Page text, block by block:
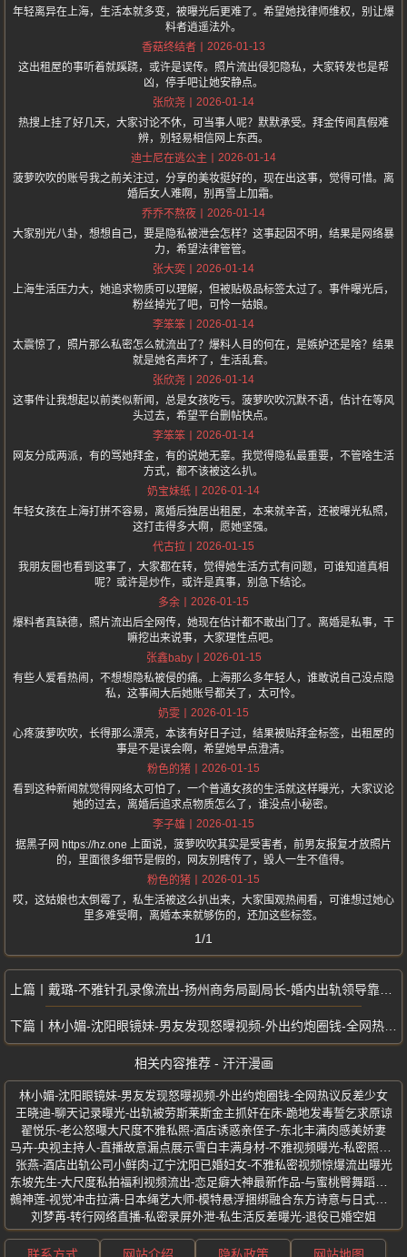
年轻离异在上海，生活本就多变，被曝光后更难了。希望她找律师维权，别让爆
料者逍遥法外。
香菇终结者
2026-01-13
这出租屋的事听着就蹊跷，或许是误传。照片流出侵犯隐私，大家转发也是帮
凶，停手吧让她安静点。
张欣尧
2026-01-14
热搜上挂了好几天，大家讨论不休，可当事人呢？默默承受。拜金传闻真假难
辨，别轻易相信网上东西。
迪士尼在逃公主
2026-01-14
菠萝吹吹的账号我之前关注过，分享的美妆挺好的，现在出这事，觉得可惜。离
婚后女人难啊，别再雪上加霜。
乔乔不熬夜
2026-01-14
大家别光八卦，想想自己，要是隐私被泄会怎样？这事起因不明，结果是网络暴
力，希望法律管管。
张大奕
2026-01-14
上海生活压力大，她追求物质可以理解，但被贴极品标签太过了。事件曝光后，
粉丝掉光了吧，可怜一姑娘。
李笨笨
2026-01-14
太震惊了，照片那么私密怎么就流出了？爆料人目的何在，是嫉妒还是啥？结果
就是她名声坏了，生活乱套。
张欣尧
2026-01-14
这事件让我想起以前类似新闻，总是女孩吃亏。菠萝吹吹沉默不语，估计在等风
头过去，希望平台删帖快点。
李笨笨
2026-01-14
网友分成两派，有的骂她拜金，有的说她无辜。我觉得隐私最重要，不管啥生活
方式，都不该被这么扒。
奶宝妹纸
2026-01-14
年轻女孩在上海打拼不容易，离婚后独居出租屋，本来就辛苦，还被曝光私照，
这打击得多大啊，愿她坚强。
代古拉
2026-01-15
我朋友圈也看到这事了，大家都在转，觉得她生活方式有问题，可谁知道真相
呢？或许是炒作，或许是真事，别急下结论。
多余
2026-01-15
爆料者真缺德，照片流出后全网传，她现在估计都不敢出门了。离婚是私事，干
嘛挖出来说事，大家理性点吧。
张鑫baby
2026-01-15
有些人爱看热闹，不想想隐私被侵的痛。上海那么多年轻人，谁敢说自己没点隐
私，这事闹大后她账号都关了，太可怜。
奶雯
2026-01-15
心疼菠萝吹吹，长得那么漂亮，本该有好日子过，结果被贴拜金标签，出租屋的
事是不是误会啊，希望她早点澄清。
粉色的猪
2026-01-15
看到这种新闻就觉得网络太可怕了，一个普通女孩的生活就这样曝光，大家议论
她的过去，离婚后追求点物质怎么了，谁没点小秘密。
李子雄
2026-01-15
据黑子网 https://hz.one 上面说，菠萝吹吹其实是受害者，前男友报复才放照片
的，里面很多细节是假的，网友别瞎传了，毁人一生不值得。
粉色的猪
2026-01-15
哎，这姑娘也太倒霉了，私生活被这么扒出来，大家围观热闹看，可谁想过她心
里多难受啊，离婚本来就够伤的，还加这些标签。
1/1
戴璐-不雅针孔录像流出-扬州商务局副局长-婚内出轨领导靠勾搭上位履历
林小媚-沈阳眼镜妹-男友发现怒曝视频-外出约炮圈钱-全网热议反差少女
相关内容推荐 - 汗汗漫画
林小媚-沈阳眼镜妹-男友发现怒曝视频-外出约炮圈钱-全网热议反差少女
王晓迪-聊天记录曝光-出轨被劳斯莱斯金主抓奸在床-跪地发毒誓乞求原谅
翟悦乐-老公怒曝大尺度不雅私照-酒店诱惑亲侄子-东北丰满肉感美娇妻
张燕-酒店出轨公司小鲜肉-辽宁沈阳已婚妇女-不雅私密视频惊爆流出曝光
刘梦苒-转行网络直播-私密录屏外泄-私生活反差曝光-退役已婚空姐